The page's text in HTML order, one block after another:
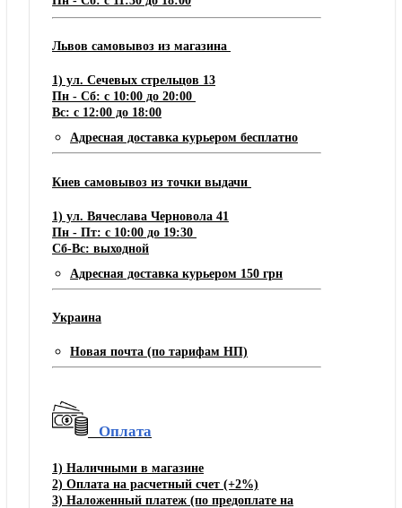
Львов самовывоз из магазина
1) ул. Сечевых стрельцов 13
Пн - Сб: с 10:00 до 20:00
Вс: с 12:00 до 18:00
Адресная доставка курьером бесплатно
Киев самовывоз из точки выдачи
1) ул. Вячеслава Черновола 41
Пн - Пт: с 10:00 до 19:30
Сб-Вс: выходной
Адресная доставка курьером 150 грн
Украина
Новая почта (по тарифам НП)
Оплата
1) Наличными в магазине
2) Оплата на расчетный счет (+2%)
3) Наложенный платеж (по предоплате на